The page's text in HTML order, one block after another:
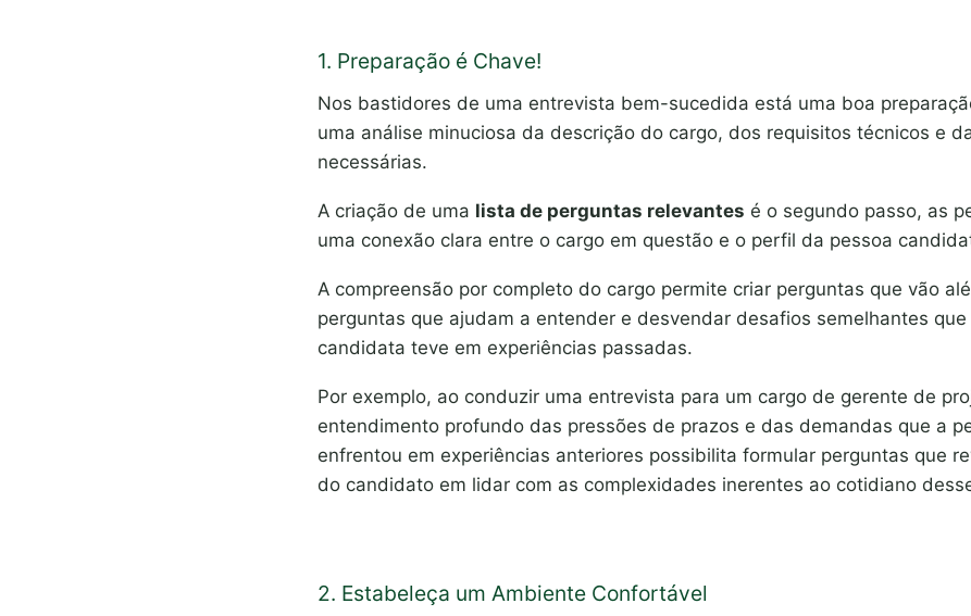
1. Preparação é Chave!
Nos bastidores de uma entrevista bem-sucedida está uma boa
uma análise minuciosa da descrição do cargo, dos requisitos técnicos e
necessárias.
A criação de uma lista de perguntas relevantes é o segundo passo, as
uma conexão clara entre o cargo em questão e o perfil da pessoa
A compreensão por completo do cargo permite criar perguntas que vão
perguntas que ajudam a entender e desvendar desafios semelhantes que
candidata teve em experiências passadas.
Por exemplo, ao conduzir uma entrevista para um cargo de gerente de
entendimento profundo das pressões de prazos e das demandas que a
enfrentou em experiências anteriores possibilita formular perguntas que
do candidato em lidar com as complexidades inerentes ao cotidiano
2. Estabeleça um Ambiente Confortável